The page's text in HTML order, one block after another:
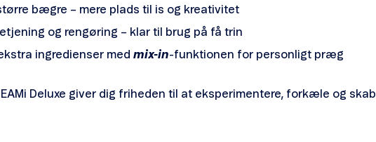
bægre – mere plads til is og kreativitet
og rengøring – klar til brug på få trin
ingredienser med mix-in-funktionen for personligt præg
Deluxe giver dig friheden til at eksperimentere, forkæle og